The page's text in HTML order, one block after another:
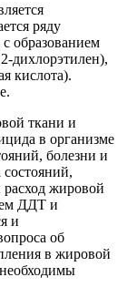
ряду
образованием
дихлорэтилен),
кислота).
ткани и
в организме
болезни и
расход жировой
ДДТ и
и
об
в жировой